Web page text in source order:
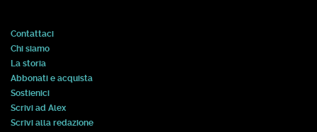
Contattaci
Chi siamo
La storia
Abbonati e acquista
Sostienici
Scrivi ad Alex
Scrivi alla redazione